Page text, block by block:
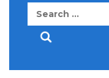
Search